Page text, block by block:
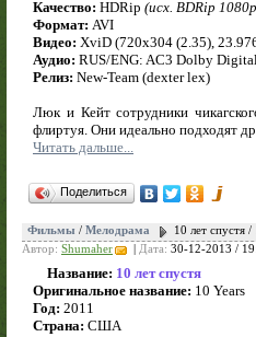
Качество: HDRip (исх. BDRip
Формат: AVI
Видео: XviD (720x304 (2.35),
Аудио: RUS/ENG: AC3 Dolby
Релиз: New-Team (dexter lex)
Люк и Кейт сотрудники
флиртуя. Они идеально подходят
Читать дальше...
Поделиться
Фильмы / Мелодрама
10 лет спустя
Автор: Shumaher Дата: 30-12-2013 /
Название: 10 лет спустя
Оригинальное название: 10 Years
Год: 2011
Страна: США